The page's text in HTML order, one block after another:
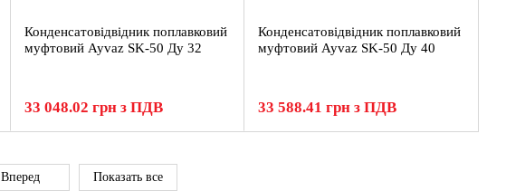
Конденсатовідвідник поплавковий
муфтовий Ayvaz SK-50 Ду 32
33 048.02 грн з ПДВ
Конденсатовідвідник поплавковий
муфтовий Ayvaz SK-50 Ду 40
33 588.41 грн з ПДВ
Вперед Показать все